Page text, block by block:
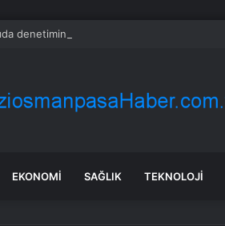
denetimine 250 milyon TL ceza kesildi
EKONOMI SAĞLIK TEKNOLOJI